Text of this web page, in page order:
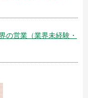
の営業（業界未経験・